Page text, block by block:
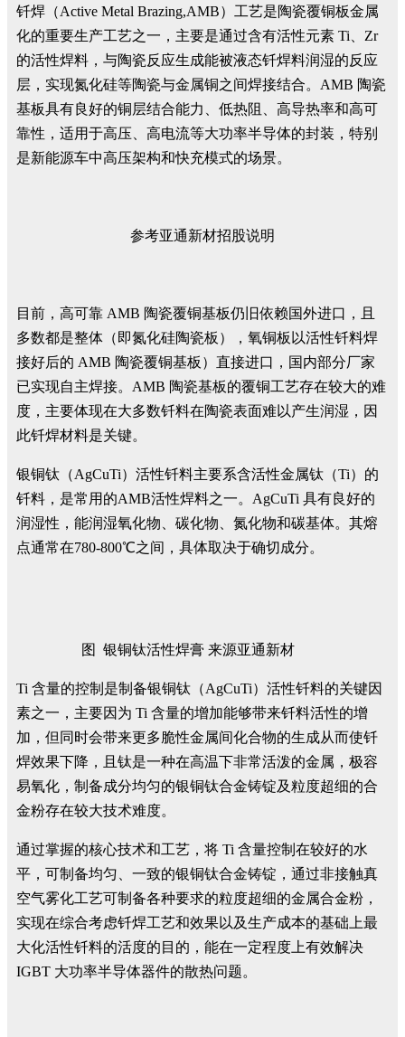
钎焊（Active Metal Brazing,AMB）工艺是陶瓷覆铜板金属
化的重要生产工艺之一，主要是通过含有活性元素 Ti、Zr
的活性焊料，与陶瓷反应生成能被液态钎焊料润湿的反应
层，实现氮化硅等陶瓷与金属铜之间焊接结合。AMB 陶瓷
基板具有良好的铜层结合能力、低热阻、高导热率和高可
靠性，适用于高压、高电流等大功率半导体的封装，特别
是新能源车中高压架构和快充模式的场景。
参考亚通新材招股说明
目前，高可靠 AMB 陶瓷覆铜基板仍旧依赖国外进口，且
多数都是整体（即氮化硅陶瓷板），氧铜板以活性钎料焊
接好后的 AMB 陶瓷覆铜基板）直接进口，国内部分厂家
已实现自主焊接。AMB 陶瓷基板的覆铜工艺存在较大的难
度，主要体现在大多数钎料在陶瓷表面难以产生润湿，因
此钎焊材料是关键。
银铜钛（AgCuTi）活性钎料主要系含活性金属钛（Ti）的
钎料，是常用的AMB活性焊料之一。AgCuTi 具有良好的
润湿性，能润湿氧化物、碳化物、氮化物和碳基体。其熔
点通常在780-800℃之间，具体取决于确切成分。
图 银铜钛活性焊膏 来源亚通新材
Ti 含量的控制是制备银铜钛（AgCuTi）活性钎料的关键因
素之一，主要因为 Ti 含量的增加能够带来钎料活性的增
加，但同时会带来更多脆性金属间化合物的生成从而使钎
焊效果下降，且钛是一种在高温下非常活泼的金属，极容
易氧化，制备成分均匀的银铜钛合金铸锭及粒度超细的合
金粉存在较大技术难度。
通过掌握的核心技术和工艺，将 Ti 含量控制在较好的水
平，可制备均匀、一致的银铜钛合金铸锭，通过非接触真
空气雾化工艺可制备各种要求的粒度超细的金属合金粉，
实现在综合考虑钎焊工艺和效果以及生产成本的基础上最
大化活性钎料的活度的目的，能在一定程度上有效解决
IGBT 大功率半导体器件的散热问题。